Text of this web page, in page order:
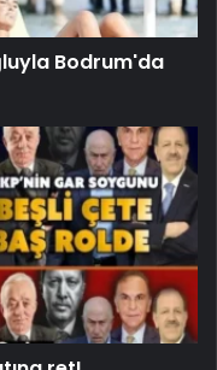
Bodrum'da